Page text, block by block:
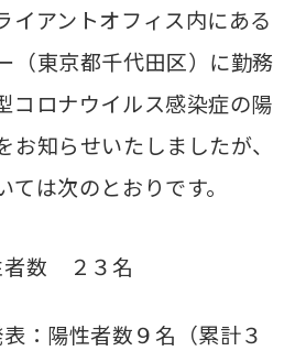
イアントオフィス内にある
（東京都千代田区）に勤務
コロナウイルス感染症の陽
知らせいたしましたが、
は次のとおりです。
者数 ２３名
：陽性者数９名（累計３